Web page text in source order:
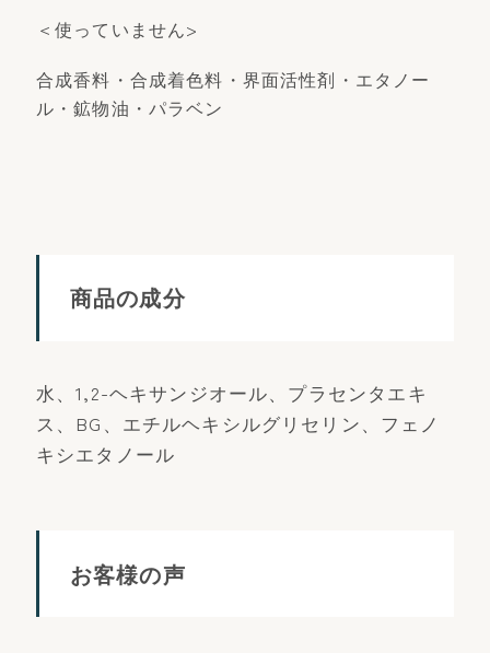
＜使っていません>
合成香料・合成着色料・界面活性剤・エタノー
ル・鉱物油・パラベン
商品の成分
水、1,2-ヘキサンジオール、プラセンタエキ
ス、BG、エチルヘキシルグリセリン、フェノ
キシエタノール
お客様の声